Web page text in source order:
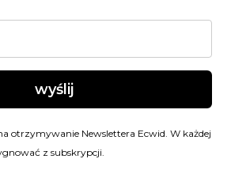
wyślij
otrzymywanie Newslettera Ecwid. W każdej
z subskrypcji.